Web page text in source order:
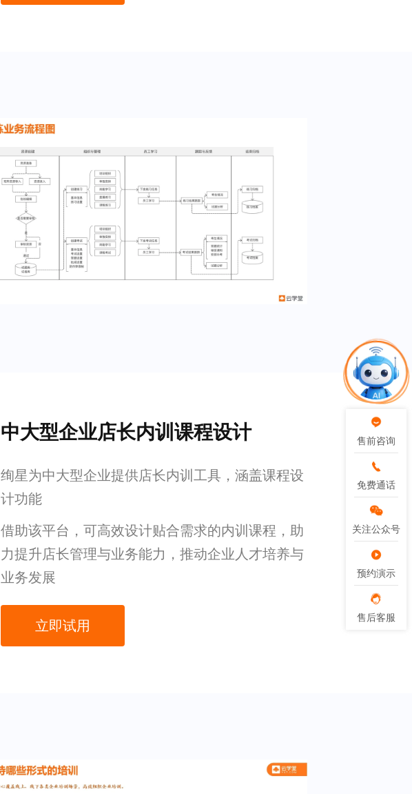
售前咨询
免费通话
关注公众号
预约演示
售后客服
中大型企业店长内训课程设计
绚星为中大型企业提供店长内训工具，涵盖课程设
计功能
借助该平台，可高效设计贴合需求的内训课程，助
力提升店长管理与业务能力，推动企业人才培养与
业务发展
立即试用
售前咨询
免费通话
关注公众号
预约演示
售后客服